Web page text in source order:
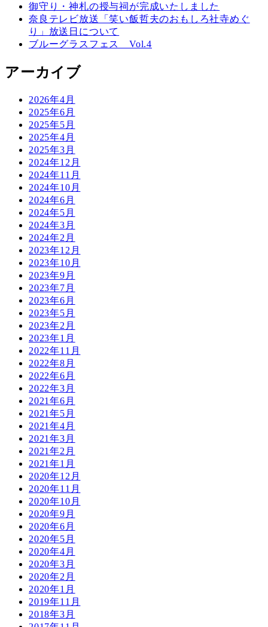
御守り・神札の授与祠が完成いたしました
奈良テレビ放送「笑い飯哲夫のおもしろ社寺めぐ
り」放送日について
ブルーグラスフェス Vol.4
アーカイブ
2026年4月
2025年6月
2025年5月
2025年4月
2025年3月
2024年12月
2024年11月
2024年10月
2024年6月
2024年5月
2024年3月
2024年2月
2023年12月
2023年10月
2023年9月
2023年7月
2023年6月
2023年5月
2023年2月
2023年1月
2022年11月
2022年8月
2022年6月
2022年3月
2021年6月
2021年5月
2021年4月
2021年3月
2021年2月
2021年1月
2020年12月
2020年11月
2020年10月
2020年9月
2020年6月
2020年5月
2020年4月
2020年3月
2020年2月
2020年1月
2019年11月
2018年3月